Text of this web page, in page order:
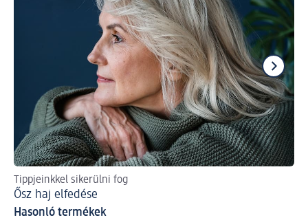
Tippjeinkkel sikerülni fog
Ősz haj elfedése
Hasonló termékek